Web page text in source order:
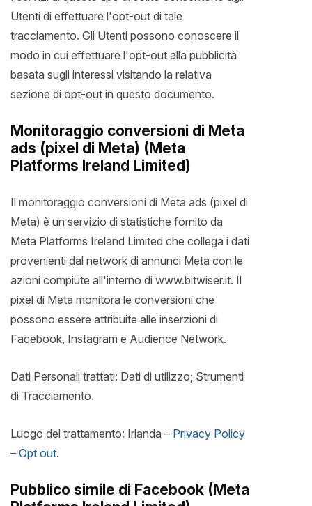
Utenti di effettuare l'opt-out di tale
tracciamento. Gli Utenti possono conoscere il
modo in cui effettuare l'opt-out alla pubblicità
basata sugli interessi visitando la relativa
sezione di opt-out in questo documento.
Monitoraggio conversioni di Meta
ads (pixel di Meta) (Meta
Platforms Ireland Limited)
Il monitoraggio conversioni di Meta ads (pixel di
Meta) è un servizio di statistiche fornito da
Meta Platforms Ireland Limited che collega i dati
provenienti dal network di annunci Meta con le
azioni compiute all'interno di www.bitwiser.it. Il
pixel di Meta monitora le conversioni che
possono essere attribuite alle inserzioni di
Facebook, Instagram e Audience Network.
Dati Personali trattati: Dati di utilizzo; Strumenti
di Tracciamento.
Luogo del trattamento: Irlanda – Privacy Policy
– Opt out.
Pubblico simile di Facebook (Meta